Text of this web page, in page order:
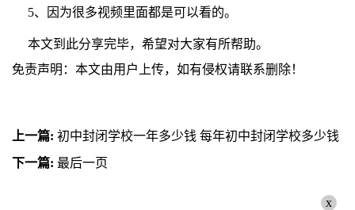
5、因为很多视频里面都是可以看的。
本文到此分享完毕，希望对大家有所帮助。
免责声明：本文由用户上传，如有侵权请联系删除！
上一篇: 初中封闭学校一年多少钱 每年初中封闭学校多少钱
下一篇: 最后一页
x